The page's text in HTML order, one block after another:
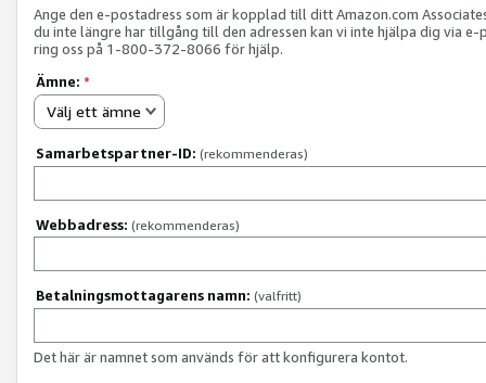
Ange den e-postadress som är kopplad till ditt Amazon.com
du inte längre har tillgång till den adressen kan vi inte hjälpa dig via e-
ring oss på 1-800-372-8066 för hjälp.
Ämne: *
Välj ett ämne
Samarbetspartner-ID: (rekommenderas)
Webbadress: (rekommenderas)
Betalningsmottagarens namn: (valfritt)
Det här är namnet som används för att konfigurera kontot.